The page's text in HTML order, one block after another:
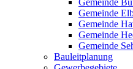
Gemeinde
Gemeinde
Gemeinde
Gemeinde
Bauleitplanung